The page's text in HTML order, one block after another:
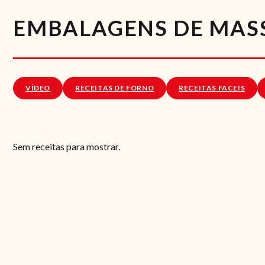
EMBALAGENS DE
VÍDEO RECEITAS DE FORNO RECEITAS FACEIS
Sem receitas para mostrar.